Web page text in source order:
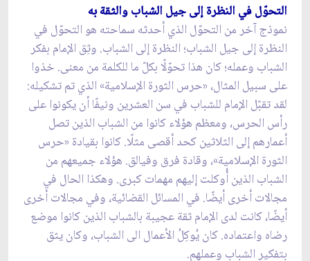
التحوّل في النظرة إلى جيل الشباب والثقة به
نموذج آخر من التحوّل الذي أحدثه سماحته هو التحوّل في
النظرة إلى جيل الشباب؛ النظرة إلى الشباب. وثِق الإمام بفكر
الشباب وعمله؛ كان هذا تحوّلًا بكلّ ما للكلمة من معنى. خذوا
على سبيل المثال، «حرس الثورة الإسلامية» الذي تم تشكيله:
لقد تقبّل الإمام للشباب في سن العشرين ونيفًا أن يكونوا على
رأس الحرس، ومعظم هؤلاء كانوا من الشباب الذين تصل
أعمارهم إلى الثلاثين كحد أقصى مثلًا. كانوا بقيادة «حرس
الثورة الإسلامية»، وقادة فرق وفيالق. هؤلاء جميعهم من
الشباب الذين أُوكلت إليهم مهمات كبرى. وهكذا الحال في
مجالات أخرى أيضًا. في المسائل القضائية، وفي مجالات أخرى
أيضًا، كانت لدى الإمام ثقة عجيبة بالشباب الذين كانوا موضع
رضاه واعتماده. كان يُوكِلُ الأعمال الى الشباب، وكان يثق
بتفكير الشباب وعملهم.